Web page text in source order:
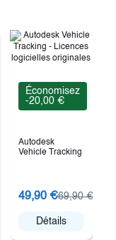
Économisez
-20,00 €
Autodesk
Vehicle Tracking
49,90 €69,90 €
Détails